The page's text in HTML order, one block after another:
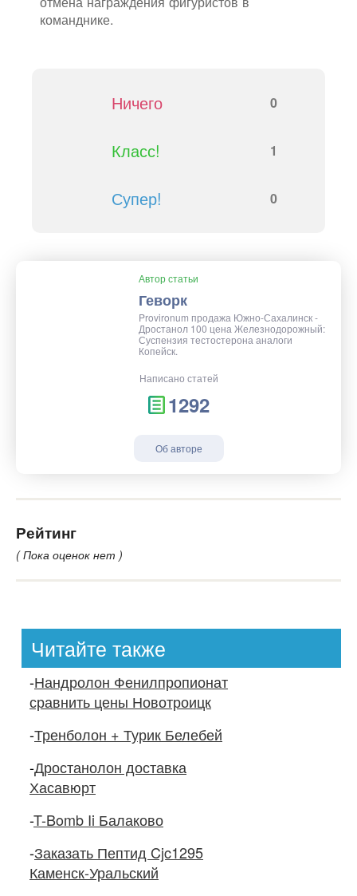
команднике.
Ничего 0
Класс! 1
Супер! 0
Автор статьи
Геворк
Provironum продажа Южно-Сахалинск -
Дростанол 100 цена Железнодорожный:
Суспензия тестостерона аналоги
Копейск.
Написано статей
1292
Об авторе
Рейтинг
( Пока оценок нет )
Читайте также
-Нандролон Фенилпропионат
сравнить цены Новотроицк
-Тренболон + Турик Белебей
-Дростанолон доставка
Хасавюрт
-T-Bomb Ii Балаково
-Заказать Пептид Cjc1295
Каменск-Уральский